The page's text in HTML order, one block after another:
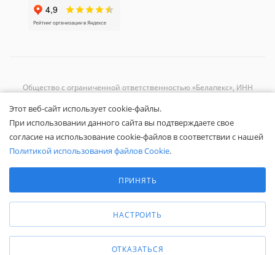
Общество с ограниченной ответственностью «Белапекс», ИНН
Обращаем ваше внимание, что вся представленная на сайте
информация носит исключительно информационный характер и не
является публичной офертой.
Вы принимаете условияполитики
сайте Белапекс.ру.
Этот веб-сайт использует cookie-файлы.
При использовании данного сайта вы подтверждаете свое
согласие на использование cookie-файлов в соответствии с нашей
Политикой использования файлов Cookie.
Аналитические/Функциональные
ПРИНЯТЬ
НАСТРОИТЬ
ОТКАЗАТЬСЯ